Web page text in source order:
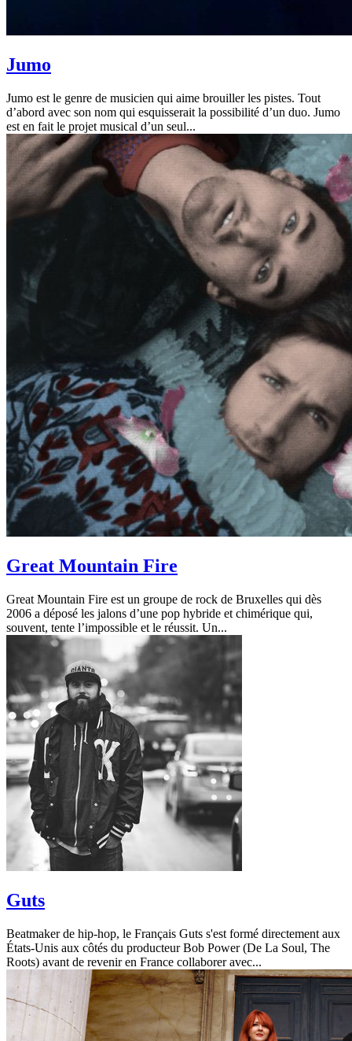
Jumo
Jumo est le genre de musicien qui aime brouiller les pistes. Tout
d’abord avec son nom qui esquisserait la possibilité d’un duo. Jumo
est en fait le projet musical d’un seul...
Great Mountain Fire
Great Mountain Fire est un groupe de rock de Bruxelles qui dès
2006 a déposé les jalons d’une pop hybride et chimérique qui,
souvent, tente l’impossible et le réussit. Un...
Guts
Beatmaker de hip-hop, le Français Guts s'est formé directement aux
États-Unis aux côtés du producteur Bob Power (De La Soul, The
Roots) avant de revenir en France collaborer avec...